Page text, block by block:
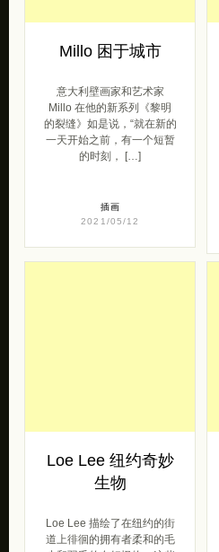
Millo 困于城市
意大利壁画家和艺术家
Millo 在他的新系列《黎明
的裂缝》如是说，“就在新的
一天开始之前，有一个短暂
的时刻， […]
插画
2021/05/12
Loe Lee 纽约奇妙
生物
Loe Lee 描绘了在纽约的街
道上徘徊的拥有者柔和的毛